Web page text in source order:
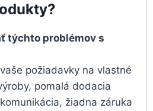
týchto problémov s
požiadavky na vlastné
pomalá dodacia
žiadna záruka